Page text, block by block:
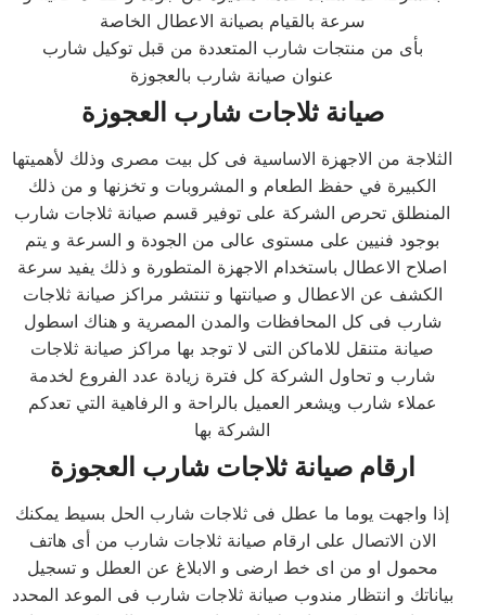
سرعة بالقيام بصيانة الاعطال الخاصة
بأى من منتجات شارب المتعددة من قبل توكيل شارب
عنوان صيانة شارب بالعجوزة
صيانة ثلاجات شارب العجوزة
الثلاجة من الاجهزة الاساسية فى كل بيت مصرى وذلك لأهميتها
الكبيرة في حفظ الطعام و المشروبات و تخزنها و من ذلك
المنطلق تحرص الشركة على توفير قسم صيانة ثلاجات شارب
بوجود فنيين على مستوى عالى من الجودة و السرعة و يتم
اصلاح الاعطال باستخدام الاجهزة المتطورة و ذلك يفيد سرعة
الكشف عن الاعطال و صيانتها و تنتشر مراكز صيانة ثلاجات
شارب فى كل المحافظات والمدن المصرية و هناك اسطول
صيانة متنقل للاماكن التى لا توجد بها مراكز صيانة ثلاجات
شارب و تحاول الشركة كل فترة زيادة عدد الفروع لخدمة
عملاء شارب ويشعر العميل بالراحة و الرفاهية التي تعدكم
الشركة بها
ارقام صيانة ثلاجات شارب العجوزة
إذا واجهت يوما ما عطل فى ثلاجات شارب الحل بسيط يمكنك
الان الاتصال على ارقام صيانة ثلاجات شارب من أى هاتف
محمول او من اى خط ارضى و الابلاغ عن العطل و تسجيل
بياناتك و انتظار مندوب صيانة ثلاجات شارب فى الموعد المحدد